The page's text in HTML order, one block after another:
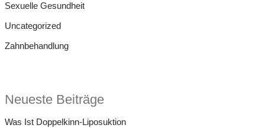
c
h
:
Sexuelle Gesundheit
Uncategorized
Zahnbehandlung
Neueste Beiträge
Was Ist Doppelkinn-Liposuktion